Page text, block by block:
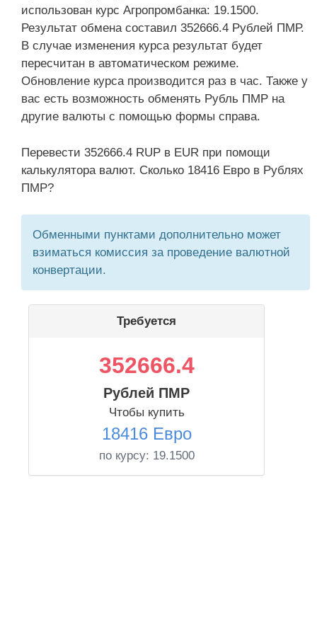
использован курс Агропромбанка: 19.1500.
Результат обмена составил 352666.4 Рублей ПМР.
В случае изменения курса результат будет
пересчитан в автоматическом режиме.
Обновление курса производится раз в час. Также у
вас есть возможность обменять Рубль ПМР на
другие валюты с помощью формы справа.
Перевести 352666.4 RUP в EUR при помощи
калькулятора валют. Сколько 18416 Евро в Рублях
ПМР?
Обменными пунктами дополнительно может
взиматься комиссия за проведение валютной
конвертации.
Требуется
352666.4
Рублей ПМР
Чтобы купить
18416 Евро
по курсу: 19.1500